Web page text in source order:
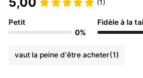
(1)
Petit
0%
Fidèle à la
vaut la peine d'être acheter(1)